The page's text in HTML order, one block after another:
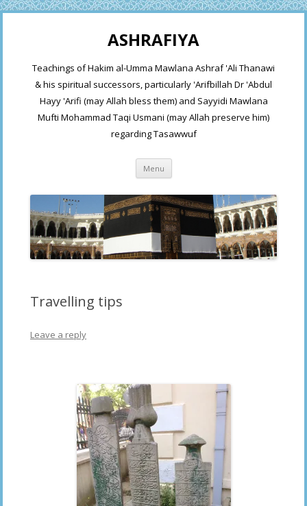
ASHRAFIYA
Teachings of Hakim al-Umma Mawlana Ashraf 'Ali Thanawi
& his spiritual successors, particularly 'Arifbillah Dr 'Abdul
Hayy 'Arifi (may Allah bless them) and Sayyidi Mawlana
Mufti Mohammad Taqi Usmani (may Allah preserve him)
regarding Tasawwuf
Menu Skip
content
Travelling tips
Leave a reply